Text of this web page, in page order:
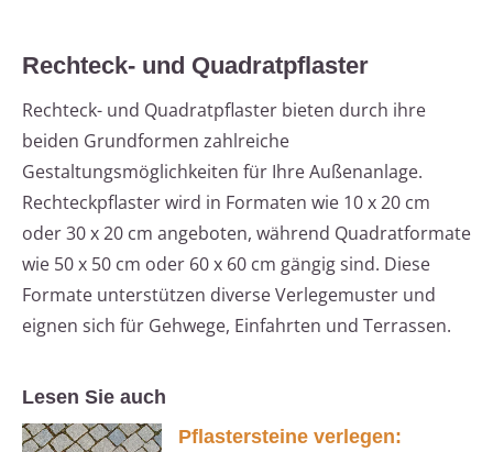
Rechteck- und Quadratpflaster
Rechteck- und Quadratpflaster bieten durch ihre
beiden Grundformen zahlreiche
Gestaltungsmöglichkeiten für Ihre Außenanlage.
Rechteckpflaster wird in Formaten wie 10 x 20 cm
oder 30 x 20 cm angeboten, während Quadratformate
wie 50 x 50 cm oder 60 x 60 cm gängig sind. Diese
Formate unterstützen diverse Verlegemuster und
eignen sich für Gehwege, Einfahrten und Terrassen.
Lesen Sie auch
Pflastersteine verlegen: